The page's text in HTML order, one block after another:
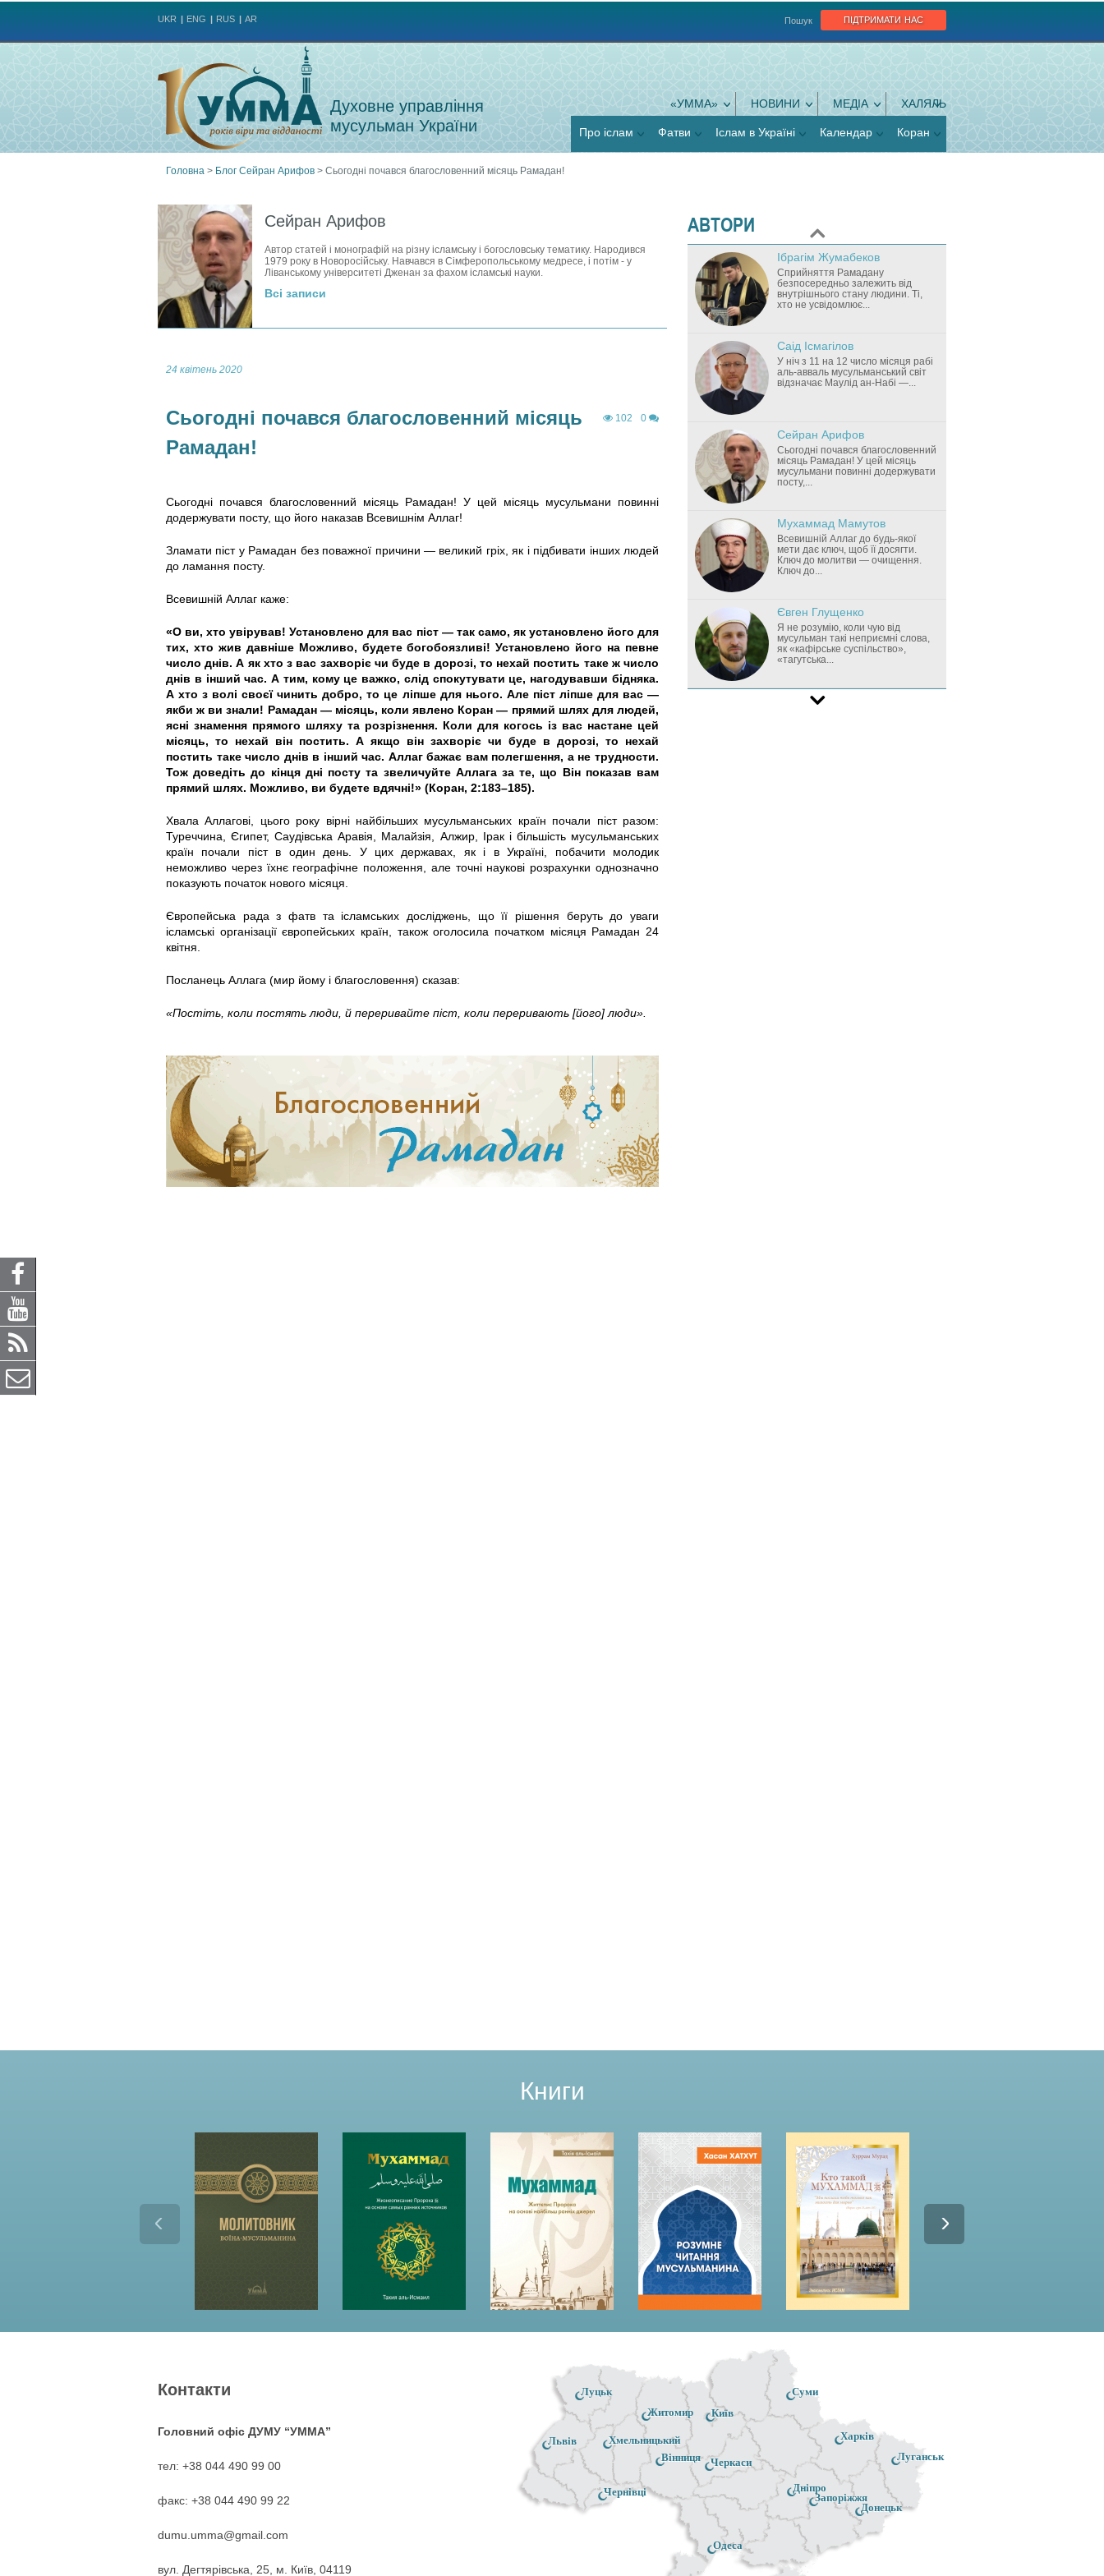
підтримати нас
Пошук
UKR ENG RUS AR
Духовне управління
мусульман України
«УММА» НОВИНИ МЕДІА ХАЛЯЛЬ
Про іслам Фатви Іслам в Україні Календар Коран
є
тут
Головна > Блог Сейран Арифов > Сьогодні почався благословенний місяць Рамадан!
Сейран Арифов
Автор статей і монографій на різну ісламську і богословську тематику. Народився
1979 року в Новоросійську. Навчався в Сімферопольському медресе, і потім - у
Ліванському університеті Дженан за фахом ісламські науки.
Всі записи
24 квітень 2020
102 0
Сьогодні почався благословенний місяць
Рамадан!
Сьогодні почався благословенний місяць Рамадан! У цей місяць мусульмани повинні
додержувати посту, що його наказав Всевишнім Аллаг!
Зламати піст у Рамадан без поважної причини — великий гріх, як і підбивати інших людей
до ламання посту.
Всевишній Аллаг каже:
«О ви, хто увірував! Установлено для вас піст — так само, як установлено його для
тих, хто жив давніше Можливо, будете богобоязливі! Установлено його на певне
число днів. А як хто з вас захворіє чи буде в дорозі, то нехай постить таке ж число
днів в інший час. А тим, кому це важко, слід спокутувати це, нагодувавши бідняка.
А хто з волі своєї чинить добро, то це ліпше для нього. Але піст ліпше для вас —
якби ж ви знали! Рамадан — місяць, коли явлено Коран — прямий шлях для людей,
ясні знамення прямого шляху та розрізнення. Коли для когось із вас настане цей
місяць, то нехай він постить. А якщо він захворіє чи буде в дорозі, то нехай
постить таке число днів в інший час. Аллаг бажає вам полегшення, а не трудности.
Тож доведіть до кінця дні посту та звеличуйте Аллага за те, що Він показав вам
прямий шлях. Можливо, ви будете вдячні!» (Коран, 2:183–185).
Хвала Аллагові, цього року вірні найбільших мусульманських країн почали піст разом:
Туреччина, Єгипет, Саудівська Аравія, Малайзія, Алжир, Ірак і більшість мусульманських
країн почали піст в один день. У цих державах, як і в Україні, побачити молодик
неможливо через їхнє географічне положення, але точні наукові розрахунки однозначно
показують початок нового місяця.
Європейська рада з фатв та ісламських досліджень, що її рішення беруть до уваги
ісламські організації європейських країн, також оголосила початком місяця Рамадан 24
квітня.
Посланець Аллага (мир йому і благословення) сказав:
«Постіть, коли постять люди, й переривайте піст, коли переривають [його] люди».
АВТОРИ
Ібрагім Жумабеков
Cприйняття Рамадану
безпосередньо залежить від
внутрішнього стану людини. Ті,
хто не усвідомлює...
Саід Ісмагілов
У ніч з 11 на 12 число місяця рабі
аль-авваль мусульманський світ
відзначає Маулід ан-Набі —...
Сейран Арифов
Сьогодні почався благословенний
місяць Рамадан! У цей місяць
мусульмани повинні додержувати
посту,...
Мухаммад Мамутов
Всевишній Аллаг до будь-якої
мети дає ключ, щоб її досягти.
Ключ до молитви — очищення.
Ключ до...
Євген Глущенко
Я не розумію, коли чую від
мусульман такі неприємні слова,
як «кафірське суспільство»,
«тагутська...
Мурат Сулейманов
Книги
Донецьк
Житомир
Черкаси
Чернівці
Київ
Луганськ
Хмельницький
Луцьк
Дніпро
Одеса
Суми
Вінниця
Запоріжжя
Львів Харків
Контакти
Головний офіс ДУМУ “УММА”
тел: +38 044 490 99 00
факс: +38 044 490 99 22
dumu.umma@gmail.com
вул. Дегтярівська, 25, м. Київ, 04119